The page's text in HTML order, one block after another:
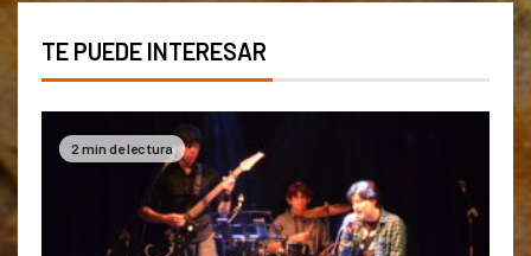
TE PUEDE INTERESAR
2 min de lectura